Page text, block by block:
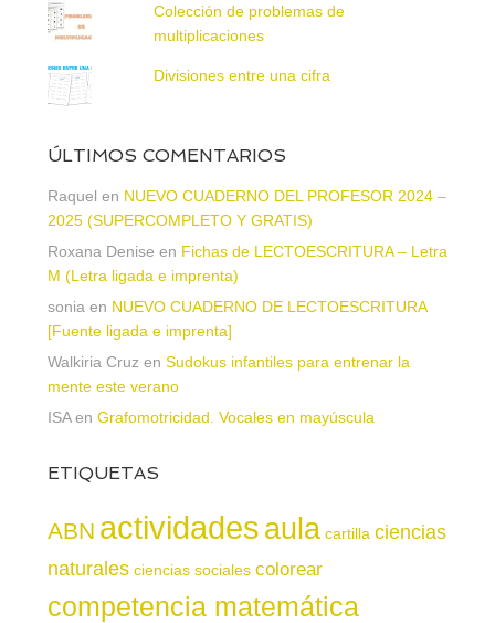
Colección de problemas de
multiplicaciones
Divisiones entre una cifra
ÚLTIMOS COMENTARIOS
Raquel en NUEVO CUADERNO DEL PROFESOR 2024 –
2025 (SUPERCOMPLETO Y GRATIS)
Roxana Denise en Fichas de LECTOESCRITURA – Letra
M (Letra ligada e imprenta)
sonia en NUEVO CUADERNO DE LECTOESCRITURA
[Fuente ligada e imprenta]
Walkiria Cruz en Sudokus infantiles para entrenar la
mente este verano
ISAen Grafomotricidad. Vocales en mayúscula
ETIQUETAS
ABN actividadesaula cartilla ciencias
naturales ciencias sociales colorear
competencia matemática